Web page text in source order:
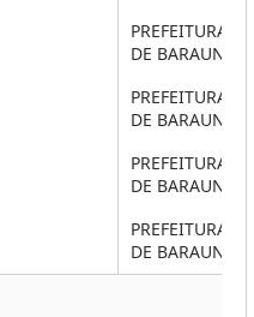
PREFEITURA
DE BARAUNA
PREFEITURA
DE BARAUNA
PREFEITURA
DE BARAUNA
PREFEITURA
DE BARAUNA